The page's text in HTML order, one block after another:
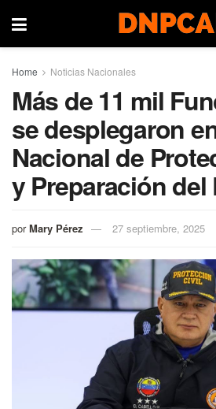
Home Noticias Nacionales
Más de 11 mil
se desplegaron
Nacional de
y Preparación del
por Mary Pérez 27 septiembre, 2025